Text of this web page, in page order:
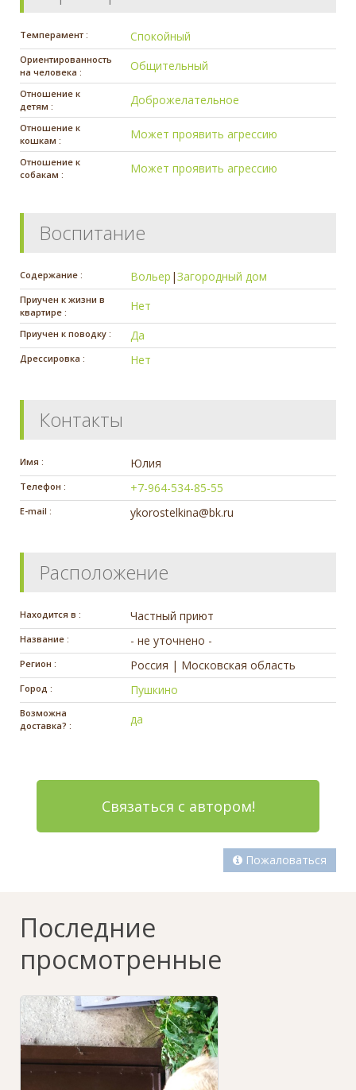
Темперамент : Спокойный
Ориентированность
на человека :
Общительный
Отношение к
детям :
Доброжелательное
Отношение к
кошкам :
Может проявить агрессию
Отношение к
собакам :
Может проявить агрессию
Воспитание
Содержание : Вольер |Загородный дом
Приучен к жизни в
квартире :
Нет
Приучен к поводку : Да
Дрессировка : Нет
Контакты
Имя : Юлия
Телефон : +7-964-534-85-55
E-mail : ykorostelkina@bk.ru
Расположение
Находится в : Частный приют
Название : - не уточнено -
Регион : Россия | Московская область
Город : Пушкино
Возможна
доставка? :
да
Связаться с автором!
Пожаловаться
Последние
просмотренные